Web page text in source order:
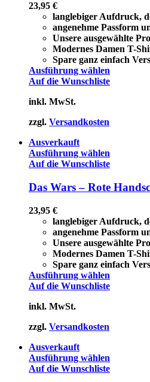
23,95 €
langlebiger Aufdruck,
angenehme Passform
Unsere ausgewählte
Modernes Damen T-
Spare ganz einfach
Ausführung wählen
Auf die Wunschliste
inkl. MwSt.
zzgl. Versandkosten
Ausverkauft
Ausführung wählen
Auf die Wunschliste
Das Wars – Rote
23,95 €
langlebiger Aufdruck,
angenehme Passform
Unsere ausgewählte
Modernes Damen T-
Spare ganz einfach
Ausführung wählen
Auf die Wunschliste
inkl. MwSt.
zzgl. Versandkosten
Ausverkauft
Ausführung wählen
Auf die Wunschliste